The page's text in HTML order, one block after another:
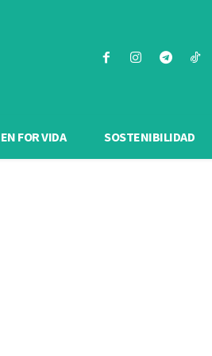
FOR VIDA SOSTENIBILIDAD